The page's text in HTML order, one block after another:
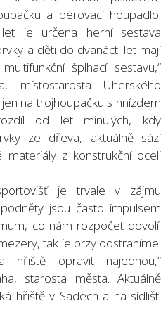
a pérovací houpadlo.
je určena herní sestava
a děti do dvanácti let mají
šplhací sestavu,“
místostarosta Uherského
na trojhoupačku s hnízdem
od let minulých, kdy
ze dřeva, aktuálně sází
z konstrukční oceli
je trvale v zájmu
jsou často impulsem
co nám rozpočet dovolí.
tak je brzy odstraníme.
hřiště opravit najednou,“
starosta města. Aktuálně
hřiště v Sadech a na sídlišti